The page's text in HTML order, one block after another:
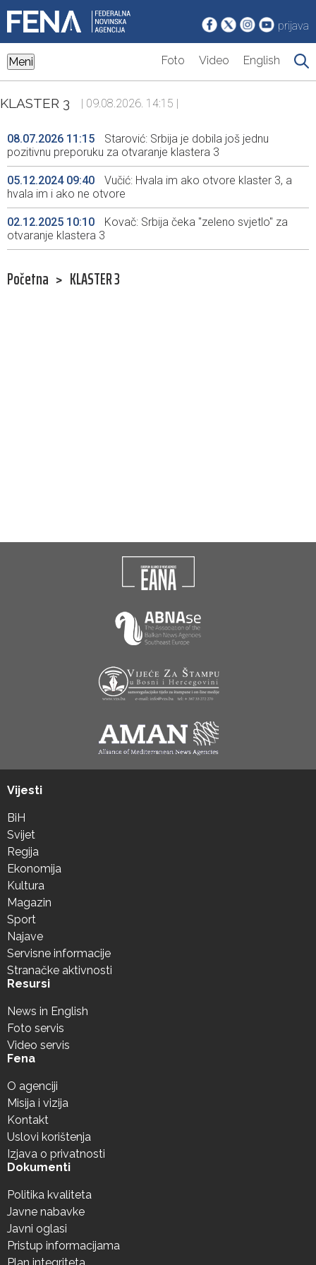
prijava
Meni Foto Video English
KLASTER 3 | 09.08.2026. 14:15 |
08.07.2026 11:15
Starović: Srbija je dobila još jednu
pozitivnu preporuku za otvaranje klastera 3
05.12.2024 09:40
Vučić: Hvala im ako otvore klaster 3, a
hvala im i ako ne otvore
02.12.2025 10:10
Kovač: Srbija čeka "zeleno svjetlo" za
otvaranje klastera 3
Početna > KLASTER 3
Vijesti
BiH
Svijet
Regija
Ekonomija
Kultura
Magazin
Sport
Najave
Servisne informacije
Stranačke aktivnosti
Resursi
News in English
Foto servis
Video servis
Fena
O agenciji
Misija i vizija
Kontakt
Uslovi korištenja
Izjava o privatnosti
Dokumenti
Politika kvaliteta
Javne nabavke
Javni oglasi
Pristup informacijama